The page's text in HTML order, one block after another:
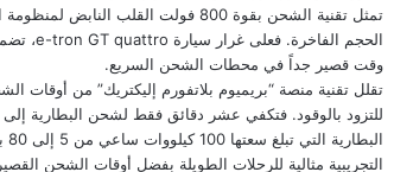
تمثل تقنية الشحن بقوة 800 فولت
وقت قصير جداً في محطات الشحن السريع.
تقلل تقنية منصة “بريميوم بلاتفورم إليكتريك” من